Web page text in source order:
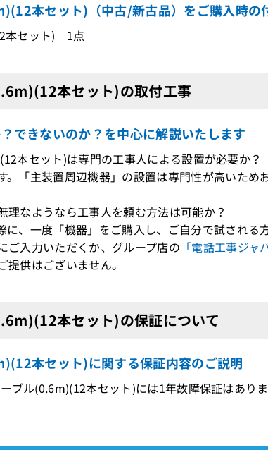
本セット)（中古/新古品）をご購入時の
本セット) 1点
本セット)の取付工事
できないのか？を中心に解説いたします
本セット)は専門の工事人による設置が必要か？
主装置周辺機器」の設置は専門性が高いため
なようなら工事人を頼む方法は可能か？
、一度「機器」をご購入し、ご自分で試される
ご入力いただくか、グループ店の 「電話工事ジャ
供はございません。
本セット)の保証について
本セット)に関する保証内容のご説明
ブル(0.6m)(12本セット)には1年故障保証はあり